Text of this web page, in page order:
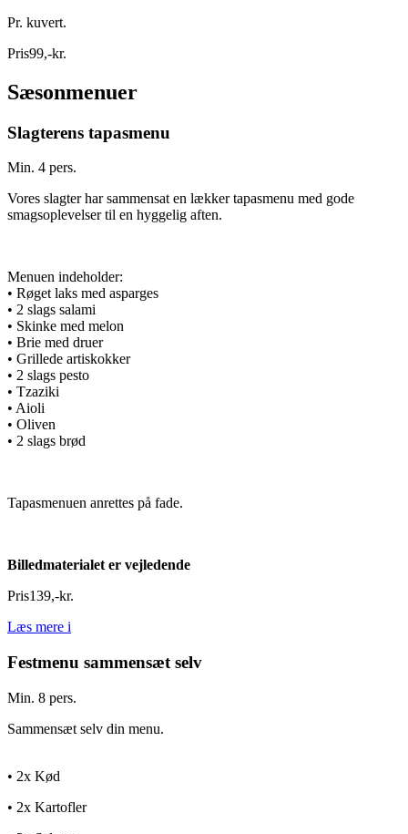
Pr. kuvert.
Pris99,-kr.
Sæsonmenuer
Slagterens tapasmenu
Min. 4 pers.
Vores slagter har sammensat en lækker tapasmenu med gode
smagsoplevelser til en hyggelig aften.
Menuen indeholder:
• Røget laks med asparges
• 2 slags salami
• Skinke med melon
• Brie med druer
• Grillede artiskokker
• 2 slags pesto
• Tzaziki
• Aioli
• Oliven
• 2 slags brød
Tapasmenuen anrettes på fade.
Billedmaterialet er vejledende
Pris139,-kr.
Læs mere i
Festmenu sammensæt selv
Min. 8 pers.
Sammensæt selv din menu.
• 2x Kød
• 2x Kartofler